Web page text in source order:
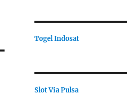
Togel Indosat
Slot Via Pulsa